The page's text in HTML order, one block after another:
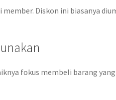
Diskon ini biasanya
fokus membeli barang